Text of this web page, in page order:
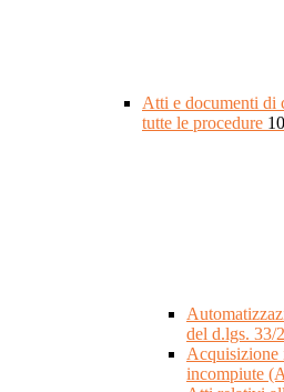
Atti e documenti di
tutte le procedure
del d.lgs. 33/
Acquisizione
incompiute